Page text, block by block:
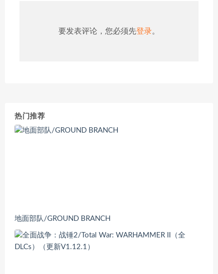
要发表评论，您必须先登录。
热门推荐
地面部队/GROUND BRANCH